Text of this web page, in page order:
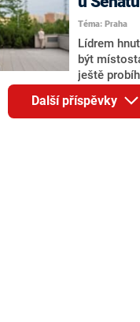
bude
Téma: Praha
Lídrem
být
ještě
Jana
redakci
Benkovič.
Další příspěvky